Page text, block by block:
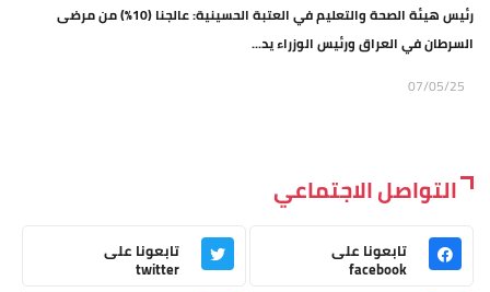
رئيس هيئة الصحة والتعليم في العتبة الحسينية: عالجنا (10%) من مرضى
السرطان في العراق ورئيس الوزراء يد...
07/05/25
التواصل الاجتماعي
تابعونا على
facebook
تابعونا على
twitter